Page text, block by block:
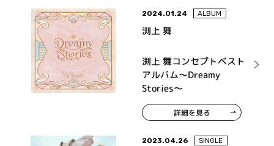
2024.01.24 ALBUM
渕上 舞
渕上 舞コンセプトベスト
アルバム～Dreamy
Stories～
詳細を見る
2023.04.26 SINGLE